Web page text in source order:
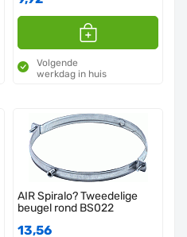
Volgende
werkdag in huis
AIR Spiralo? Tweedelige
beugel rond BS022
13,56